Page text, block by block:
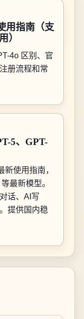
用指南（支
）
4o 区别、官
册流程和常
5、GPT-
新使用指南，
最新模型。
话、AI写
提供国内稳